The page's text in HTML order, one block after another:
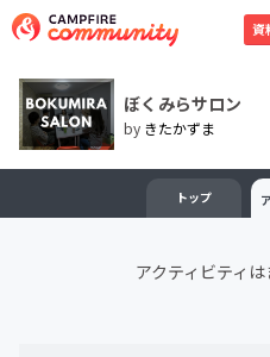
資
ぼくみらサロン
by きたかずま
トップ
アクティビティは